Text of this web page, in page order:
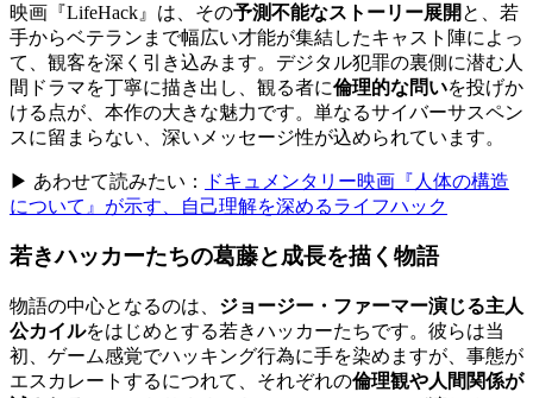
映画『LifeHack』は、その予測不能なストーリー展開 と、若
手からベテランまで幅広い才能が集結したキャスト陣によっ
て、観客を深く引き込みます。デジタル犯罪の裏側に潜む人
間ドラマを丁寧に描き出し、観る者に倫理的な問いを投げか
ける点が、本作の大きな魅力です。単なるサイバーサスペン
スに留まらない、深いメッセージ性が込められています。
▶ あわせて読みたい：
ドキュメンタリー映画『人体の構造
について』が示す、自己理解を深めるライフハック
若きハッカーたちの葛藤と成長を描く物語
物語の中心となるのは、 ジョージー・ファーマー演じる主人
公カイルをはじめとする若きハッカーたちです。彼らは当
初、ゲーム感覚でハッキング行為に手を染めますが、事態が
エスカレートするにつれて、それぞれの倫理観や人間関係が